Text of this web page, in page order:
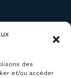
des
et/ou accéder